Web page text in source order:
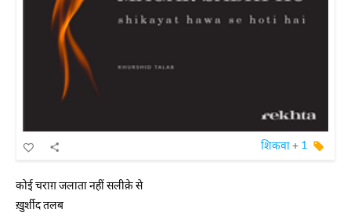
शिकवा+ 1
कोई चराग़ जलाता नहीं सलीक़े से
ख़ुर्शीद तलब